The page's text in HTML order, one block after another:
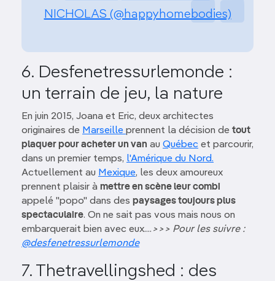
NICHOLAS (@happyhomebodies)
6. Desfenetressurlemonde :
un terrain de jeu, la nature
En juin 2015, Joana et Eric, deux architectes
originaires de Marseille prennent la décision de tout
plaquer pour acheter un van au Québec et parcourir,
dans un premier temps, l'Amérique du Nord.
Actuellement au Mexique, les deux amoureux
prennent plaisir à mettre en scène leur combi
appelé "popo" dans des paysages toujours plus
spectaculaire. On ne sait pas vous mais nous on
embarquerait bien avec eux.... >>> Pour les suivre :
@desfenetressurlemonde
7. Thetravellingshed : des